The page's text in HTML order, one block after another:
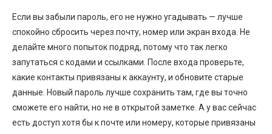
Если вы забыли пароль, его не нужно угадывать — лучше
спокойно сбросить через почту, номер или экран входа. Не
делайте много попыток подряд, потому что так легко
запутаться с кодами и ссылками. После входа проверьте,
какие контакты привязаны к аккаунту, и обновите старые
данные. Новый пароль лучше сохранить там, где вы точно
сможете его найти, но не в открытой заметке. А у вас сейчас
есть доступ хотя бы к почте или номеру, которые привязаны